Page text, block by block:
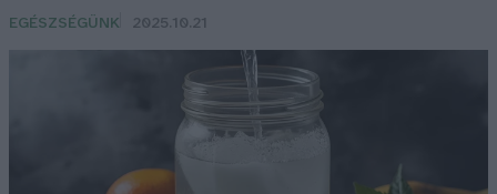
EGÉSZSÉGÜNK 2025.10.21